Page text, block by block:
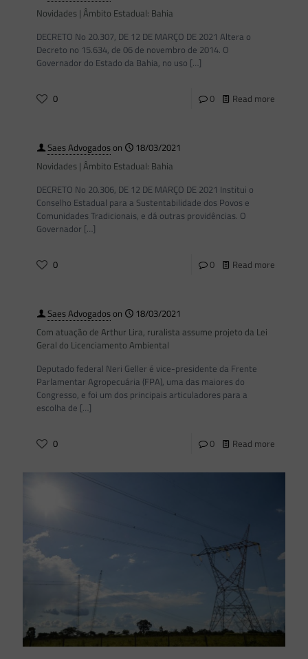
Novidades | Âmbito Estadual: Bahia
DECRETO No 20.307, DE 12 DE MARÇO DE 2021 Altera o
Decreto no 15.634, de 06 de novembro de 2014. O
Governador do Estado da Bahia, no uso […]
0 0 Read more
Saes Advogadoson
18/03/2021
Novidades | Âmbito Estadual: Bahia
DECRETO No 20.306, DE 12 DE MARÇO DE 2021 Institui o
Conselho Estadual para a Sustentabilidade dos Povos e
Comunidades Tradicionais, e dá outras providências. O
Governador […]
0 0 Read more
Saes Advogadoson
18/03/2021
Com atuação de Arthur Lira, ruralista assume projeto da Lei
Geral do Licenciamento Ambiental
Deputado federal Neri Geller é vice-presidente da Frente
Parlamentar Agropecuária (FPA), uma das maiores do
Congresso, e foi um dos principais articuladores para a
escolha de […]
0 0 Read more